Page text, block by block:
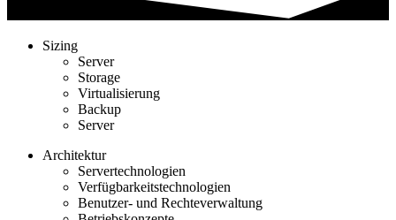
Sizing
Server
Storage
Virtualisierung
Backup
Server
Architektur
Servertechnologien
Verfügbarkeitstechnologien
Benutzer- und Rechteverwaltung